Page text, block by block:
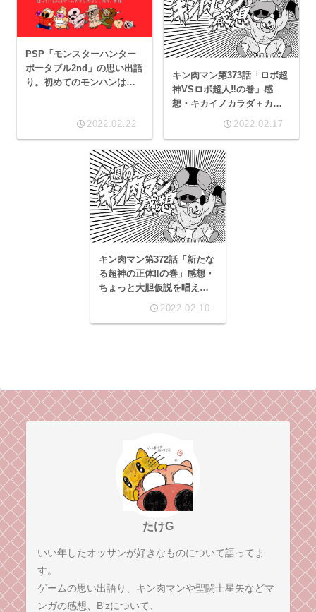
PSP「モンスターハンター
ポータブル2nd」の思い出語
り。初めてのモンハンは、
始まりました。2022.02.22
キン肉マン第373話「ロボ超
神VSロボ超人‼︎の巻」感
想・キカイノカラダ＋カミ
2022.02.17
キン肉マン第372話「新たな
る超神の正体‼︎の巻」感想・
ちょっと大胆仮説を唱えた
くなってくる展開ですよぉ
2022.02.10
たけG
いい年したオッサンが好きなものについて語ってま
す。
ゲームの思い出語り、キン肉マンや聖闘士星矢などマ
ンガの感想、B'zについて、